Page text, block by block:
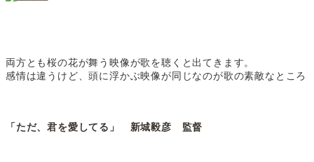
両方とも桜の花が舞う映像が歌を聴くと出てきます。
感情は違うけど、頭に浮かぶ映像が同じなのが歌の素敵なところ
「ただ、君を愛してる」 新城毅彦 監督